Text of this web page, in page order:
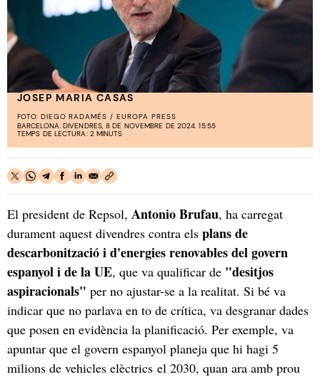
JOSEP MARIA CASAS
FOTO: DIEGO RADAMÉS / EUROPA PRESS
BARCELONA. DIVENDRES, 8 DE NOVEMBRE DE 2024. 15:55
TEMPS DE LECTURA: 2 MINUTS
El president de Repsol, Antonio Brufau, ha carregat
durament aquest divendres contra els plans de
descarbonització i d'energies renovables del govern
espanyol i de la UE, que va qualificar de "desitjos
aspiracionals" per no ajustar-se a la realitat. Si bé va
indicar que no parlava en to de crítica, va desgranar dades
que posen en evidència la planificació. Per exemple, va
apuntar que el govern espanyol planeja que hi hagi 5
milions de vehicles elèctrics el 2030, quan ara amb prou